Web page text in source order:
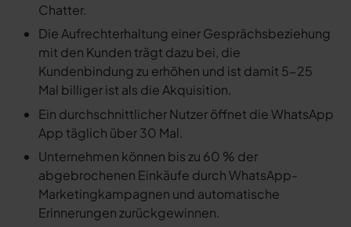
Chatter.
Die Aufrechterhaltung einer Gesprächsbeziehung
mit den Kunden trägt dazu bei, die
Kundenbindung zu erhöhen und ist damit 5-25
Mal billiger ist als die Akquisition.
Ein durchschnittlicher Nutzer öffnet die WhatsApp
App täglich über 30 Mal.
Unternehmen können bis zu 60 % der
abgebrochenen Einkäufe durch WhatsApp-
Marketingkampagnen und automatische
Erinnerungen zurückgewinnen.